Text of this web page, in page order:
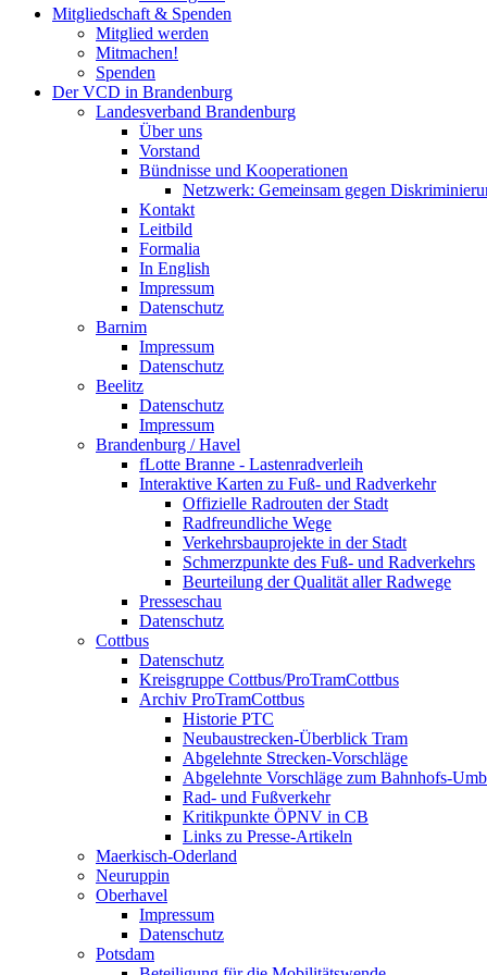
Mitgliedschaft & Spenden
Mitglied werden
Mitmachen!
Spenden
Der VCD in Brandenburg
Landesverband Brandenburg
Über uns
Vorstand
Bündnisse und Kooperationen
Netzwerk: Gemeinsam gegen
Kontakt
Leitbild
Formalia
In English
Impressum
Datenschutz
Barnim
Impressum
Datenschutz
Beelitz
Datenschutz
Impressum
Brandenburg / Havel
fLotte Branne - Lastenradverleih
Interaktive Karten zu Fuß- und Radverkehr
Offizielle Radrouten der Stadt
Radfreundliche Wege
Verkehrsbauprojekte in der Stadt
Schmerzpunkte des Fuß- und Radverkehrs
Beurteilung der Qualität aller Radwege
Presseschau
Datenschutz
Cottbus
Datenschutz
Kreisgruppe Cottbus/ProTramCottbus
Archiv ProTramCottbus
Historie PTC
Neubaustrecken-Überblick Tram
Abgelehnte Strecken-Vorschläge
Abgelehnte Vorschläge zum Bahnhofs-
Rad- und Fußverkehr
Kritikpunkte ÖPNV in CB
Links zu Presse-Artikeln
Maerkisch-Oderland
Neuruppin
Oberhavel
Impressum
Datenschutz
Potsdam